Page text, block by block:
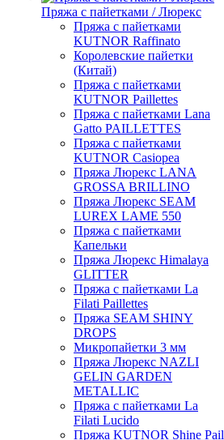
Пряжа с пайетками / Люрекс
Пряжа с пайетками
KUTNOR Raffinato
Королевские пайетки
(Китай)
Пряжа с пайетками
KUTNOR Paillettes
Пряжа с пайетками Lana
Gatto PAILLETTES
Пряжа с пайетками
KUTNOR Casiopea
Пряжа Люрекс LANA
GROSSA BRILLINO
Пряжа Люрекс SEAM
LUREX LAME 550
Пряжа с пайетками
Капельки
Пряжа Люрекс Himalaya
GLITTER
Пряжа с пайетками La
Filati Paillettes
Пряжа SEAM SHINY
DROPS
Микропайетки 3 мм
Пряжа Люрекс NAZLI
GELIN GARDEN
METALLIC
Пряжа с пайетками La
Filati Lucido
Пряжа KUTNOR Shine Pail